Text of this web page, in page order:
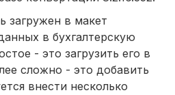
загружен в макет
в бухгалтерскую
- это загрузить его в
сложно - это добавить
внести несколько